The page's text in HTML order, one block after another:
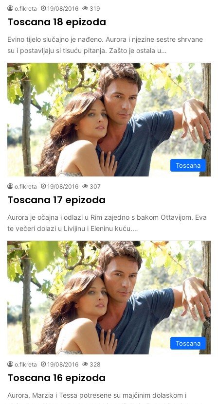
o.fikreta 19/08/2016 319
Toscana 18 epizoda
Evino tijelo slučajno je nađeno. Aurora i njezine sestre shrvane
su i postavljaju si tisuću pitanja. Zašto je ostala u…
Toscana
o.fikreta 19/08/2016 307
Toscana 17 epizoda
Aurora je očajna i odlazi u Rim zajedno s bakom Ottavijom. Eva
te večeri dolazi u Livijinu i Eleninu kuću.…
Toscana
o.fikreta 19/08/2016 328
Toscana 16 epizoda
Aurora, Marzia i Tessa potresene su majčinim dolaskom i